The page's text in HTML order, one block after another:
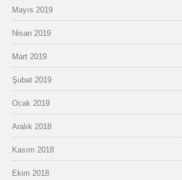
Mayıs 2019
Nisan 2019
Mart 2019
Şubat 2019
Ocak 2019
Aralık 2018
Kasım 2018
Ekim 2018